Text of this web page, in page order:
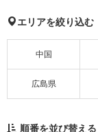
エリアを絞り込む
中国
広島県
順番を並び替える